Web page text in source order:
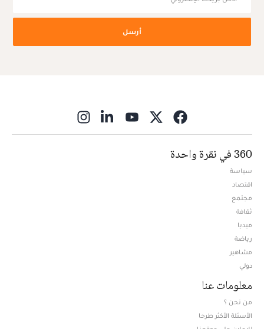
أرسل
360 في نقرة واحدة
سياسة
اقتصاد
مجتمع
ثقافة
ميديا
رياضة
مشاهير
دولي
معلومات عنا
من نحن ؟
الأسئلة الأكثر طرحا